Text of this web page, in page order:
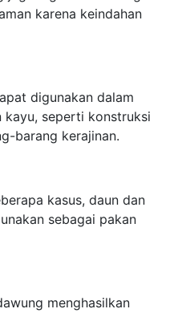
karena keindahan
digunakan dalam
kayu, seperti konstruksi
barang kerajinan.
kasus, daun dan
sebagai pakan
menghasilkan